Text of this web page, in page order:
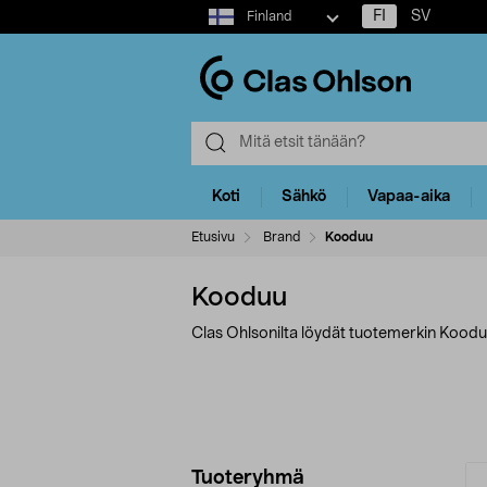
Select
market
Finland FI SV
Koti Sähkö Vapaa-aika
Etusivu Brand Kooduu
Kooduu
Clas Ohlsonilta löydät tuotemerkin
Tarkenna
Tuoteryhmä